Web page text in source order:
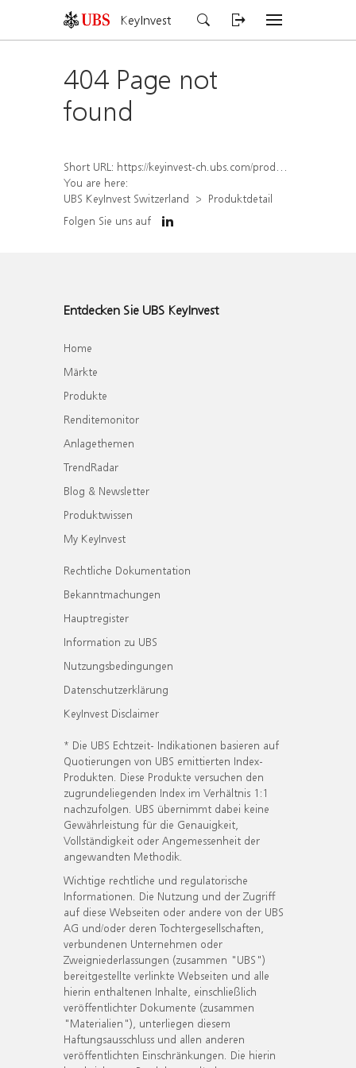
KeyInvest
404 Page not
found
Short URL: https://keyinvest-ch.ubs.com/produkt/detail/index/isin/CH1329478841
You are here:
UBS KeyInvest Switzerland
Produktdetail
Folgen Sie uns auf
Entdecken Sie UBS KeyInvest
Home
Märkte
Produkte
Renditemonitor
Anlagethemen
TrendRadar
Blog & Newsletter
Produktwissen
My KeyInvest
Rechtliche Dokumentation
Bekanntmachungen
Hauptregister
Information zu UBS
Nutzungsbedingungen
Datenschutzerklärung
KeyInvest Disclaimer
* Die UBS Echtzeit- Indikationen basieren auf
Quotierungen von UBS emittierten Index-
Produkten. Diese Produkte versuchen den
zugrundeliegenden Index im Verhältnis 1:1
nachzufolgen. UBS übernimmt dabei keine
Gewährleistung für die Genauigkeit,
Vollständigkeit oder Angemessenheit der
angewandten Methodik.
Wichtige rechtliche und regulatorische
Informationen. Die Nutzung und der Zugriff
auf diese Webseiten oder andere von der UBS
AG und/oder deren Tochtergesellschaften,
verbundenen Unternehmen oder
Zweigniederlassungen (zusammen "UBS")
bereitgestellte verlinkte Webseiten und alle
hierin enthaltenen Inhalte, einschließlich
veröffentlichter Dokumente (zusammen
"Materialien"), unterliegen diesem
Haftungsausschluss und allen anderen
veröffentlichten Einschränkungen. Die hierin